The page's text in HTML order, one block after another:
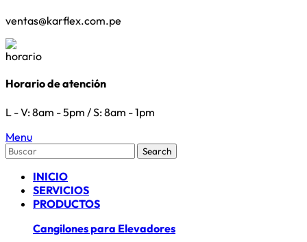
ventas@karflex.com.pe
Horario de atención
L - V: 8am - 5pm / S: 8am - 1pm
Menu
Search
INICIO
SERVICIOS
PRODUCTOS
Cangilones para Elevadores